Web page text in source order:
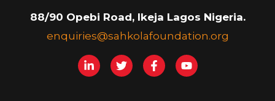
88/90 Opebi Road, Ikeja Lagos Nigeria.
enquiries@sahkolafoundation.org